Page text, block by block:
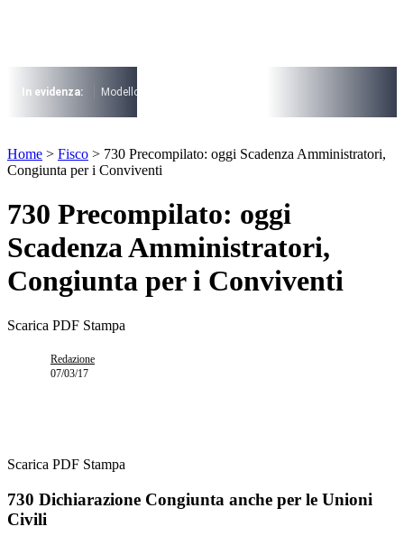
I più cercati
Lorem ipsum dolor sit amet consectetur
Lorem ipsum dolor sit amet consectetur
In evidenza: Modello 730
Lorem ipsum dolor sit amet consectetur
Home > Fisco > 730 Precompilato: oggi Scadenza Amministratori,
Congiunta per i Conviventi
730 Precompilato: oggi
Scadenza Amministratori,
Congiunta per i Conviventi
Scarica PDF Stampa
Redazione
07/03/17
Scarica PDF Stampa
730 Dichiarazione Congiunta anche per le Unioni
Civili